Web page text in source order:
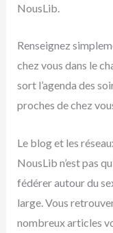
NousLib.
Renseignez
chez vous dans le
sort l’agenda des
proches de chez
Le blog et les
NousLib n’est pas
fédérer autour du
large. Vous
nombreux articles